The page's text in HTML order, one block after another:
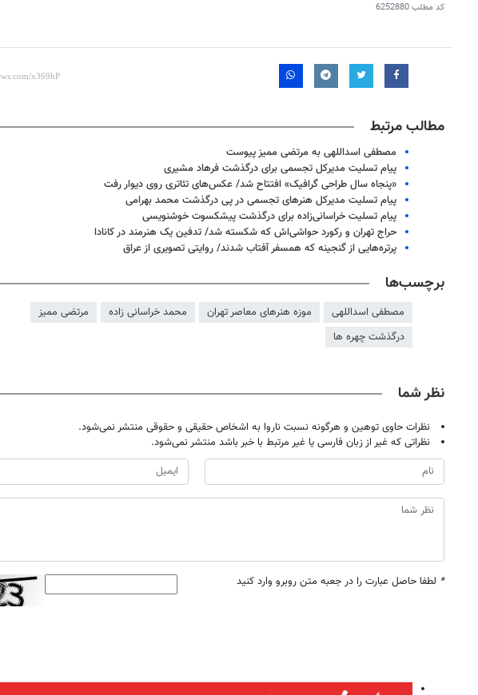
کد مطلب6252880
مطالب مرتبط
مصطفی اسداللهی به مرتضی ممیز پیوست
پیام تسلیت مدیرکل تجسمی برای درگذشت فرهاد مشیری
«پنجاه سال طراحی گرافیک» افتتاح شد/ عکس‌های تئاتری روی دیوار رفت
پیام تسلیت مدیرکل هنرهای تجسمی در پی درگذشت محمد بهرامی
پیام تسلیت خراسانی‌زاده برای درگذشت پیشکسوت خوشنویسی
حراج تهران و رکورد حواشی‌اش که شکسته شد/ تدفین یک هنرمند در کانادا
پرتره‌هایی از گنجینه که همسفر آفتاب شدند/ روایتی تصویری از عراق
برچسب‌ها
مصطفی اسداللهی موزه هنرهای معاصر تهران محمد خراسانی زاده
مرتضی ممیز
درگذشت چهره ها
نظر شما
نظرات حاوی توهین و هرگونه نسبت ناروا به اشخاص حقیقی و حقوقی منتشر نمی‌شود.
نظراتی که غیر از زبان فارسی یا غیر مرتبط با خبر باشد منتشر نمی‌شود.
* لطفا حاصل عبارت را در جعبه متن روبرو وارد کنید
روزنامه‌های ورزشی پنج‌شنبه ۱۵ مرداد ۱۴۰۵ روزنامه‌های اقتصادی پنج‌شنبه ۱۵ مرداد ۱۴۰۵